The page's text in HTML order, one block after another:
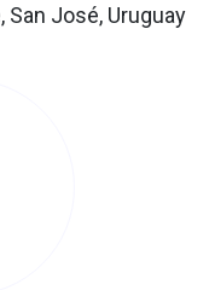
San José, Uruguay